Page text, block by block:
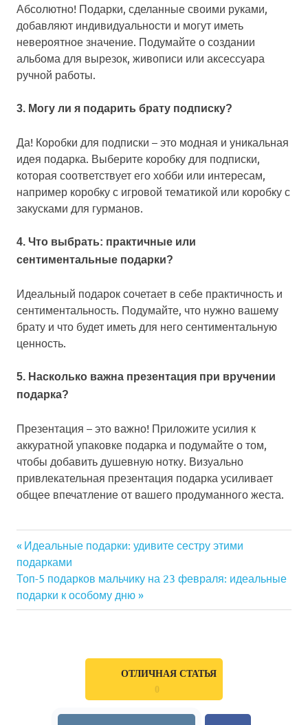
Абсолютно! Подарки, сделанные своими руками,
добавляют индивидуальности и могут иметь
невероятное значение. Подумайте о создании
альбома для вырезок, живописи или аксессуара
ручной работы.
3. Могу ли я подарить брату подписку?
Да! Коробки для подписки – это модная и уникальная
идея подарка. Выберите коробку для подписки,
которая соответствует его хобби или интересам,
например коробку с игровой тематикой или коробку с
закусками для гурманов.
4. Что выбрать: практичные или
сентиментальные подарки?
Идеальный подарок сочетает в себе практичность и
сентиментальность. Подумайте, что нужно вашему
брату и что будет иметь для него сентиментальную
ценность.
5. Насколько важна презентация при вручении
подарка?
Презентация – это важно! Приложите усилия к
аккуратной упаковке подарка и подумайте о том,
чтобы добавить душевную нотку. Визуально
привлекательная презентация подарка усиливает
общее впечатление от вашего продуманного жеста.
Навигация
по
Previous
Post:
Идеальные подарки: удивите сестру этими
подарками
Next
Post:
Топ-5 подарков мальчику на 23 февраля: идеальные
подарки к особому дню
ОТЛИЧНАЯ СТАТЬЯ
0